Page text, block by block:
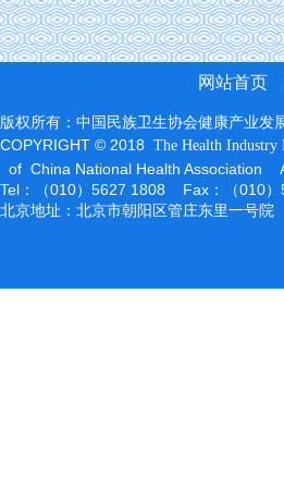
版权所有：中国民族卫生协会健康产业
COPYRIGHT © 2018 The Health Industry
of China National Health Association
Tel：（010）5627 1808 Fax：（010
北京地址：北京市朝阳区管庄东
网站首页